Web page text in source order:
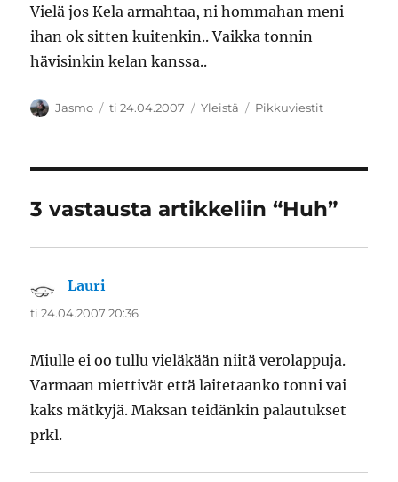
Vielä jos Kela armahtaa, ni hommahan meni
ihan ok sitten kuitenkin.. Vaikka tonnin
hävisinkin kelan kanssa..
Kirjoittaja
Jasmo Julkaistu
ti 24.04.2007 Kategoriat
Yleistä Avainsanat
Pikkuviestit
3 vastausta artikkeliin “Huh”
Lauri
ti 24.04.2007 20:36
Miulle ei oo tullu vieläkään niitä verolappuja.
Varmaan miettivät että laitetaanko tonni vai
kaks mätkyjä. Maksan teidänkin palautukset
prkl.